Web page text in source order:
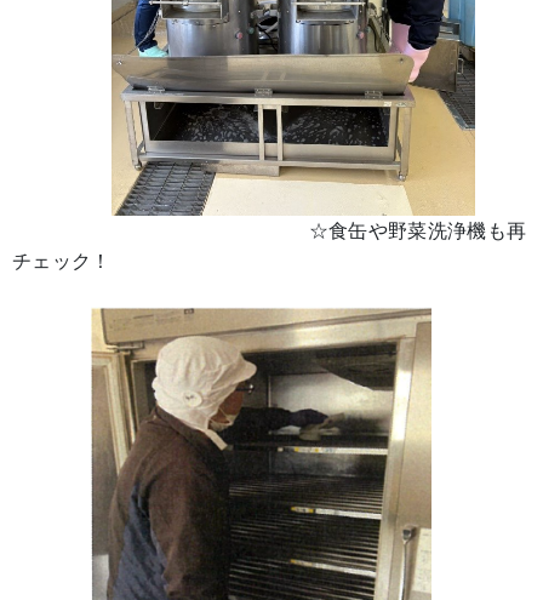
☆食缶や野菜洗浄機も再
チェック！